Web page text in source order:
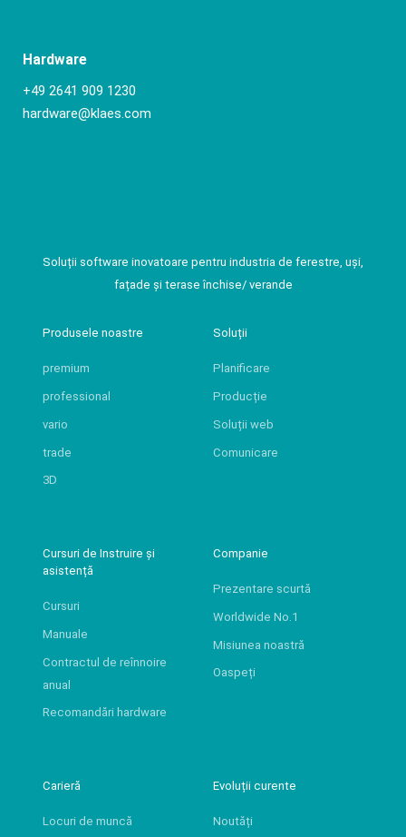
Hardware
+49 2641 909 1230
hardware@klaes.com
Soluții software inovatoare pentru industria de ferestre, uși,
fațade și terase închise/ verande
Produsele noastre
premium
professional
vario
trade
3D
Soluții
Planificare
Producție
Soluții web
Comunicare
Cursuri de Instruire și
asistență
Cursuri
Manuale
Contractul de reînnoire
anual
Recomandări hardware
Companie
Prezentare scurtă
Worldwide No.1
Misiunea noastră
Oaspeți
Carieră
Locuri de muncă
Evoluții curente
Noutăți